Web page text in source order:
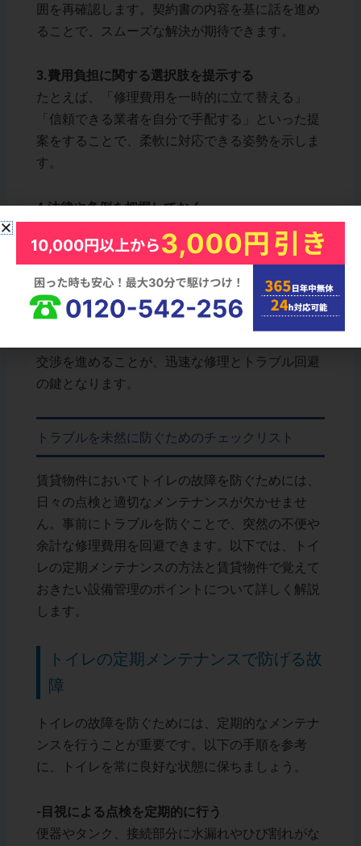
囲を再確認します。契約書の内容を基に話を進め
ることで、スムーズな解決が期待できます。
3.費用負担に関する選択肢を提示する
たとえば、「修理費用を一時的に立て替える」
「信頼できる業者を自分で手配する」といった提
案をすることで、柔軟に対応できる姿勢を示しま
す。
4.法律や条例を把握しておく
自治体ごとの条例や「借地借家法」に基づく修繕
義務について把握しておくと、説得力のある交渉
が可能です。特に、自然故障の場合は貸主が修理
費用を負担することが基本とされています。
交渉を進めることが、迅速な修理とトラブル回避
の鍵となります。
トラブルを未然に防ぐためのチェックリスト
賃貸物件においてトイレの故障を防ぐためには、
日々の点検と適切なメンテナンスが欠かせませ
ん。事前にトラブルを防ぐことで、突然の不便や
余計な修理費用を回避できます。以下では、トイ
レの定期メンテナンスの方法と賃貸物件で覚えて
おきたい設備管理のポイントについて詳しく解説
します。
トイレの定期メンテナンスで防げる故
障
トイレの故障を防ぐためには、定期的なメンテナ
ンスを行うことが重要です。以下の手順を参考
に、トイレを常に良好な状態に保ちましょう。
-目視による点検を定期的に行う
便器やタンク、接続部分に水漏れやひび割れがな